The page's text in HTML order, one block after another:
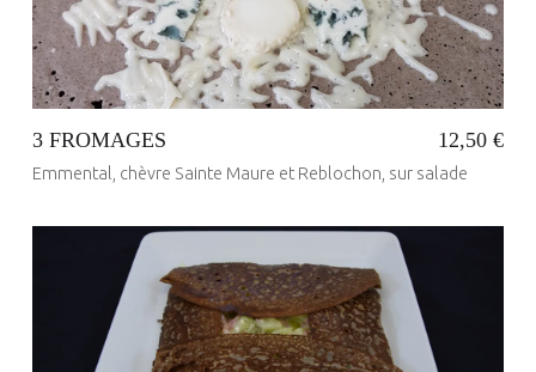
3 FROMAGES 12,50 €
Emmental, chèvre Sainte Maure et Reblochon, sur salade